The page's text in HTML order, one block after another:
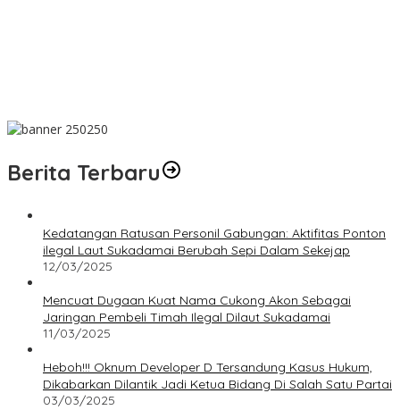
Berita Terbaru
Kedatangan Ratusan Personil Gabungan: Aktifitas Ponton
ilegal Laut Sukadamai Berubah Sepi Dalam Sekejap
12/03/2025
Mencuat Dugaan Kuat Nama Cukong Akon Sebagai
Jaringan Pembeli Timah Ilegal Dilaut Sukadamai
11/03/2025
Heboh!!! Oknum Developer D Tersandung Kasus Hukum,
Dikabarkan Dilantik Jadi Ketua Bidang Di Salah Satu Partai
03/03/2025